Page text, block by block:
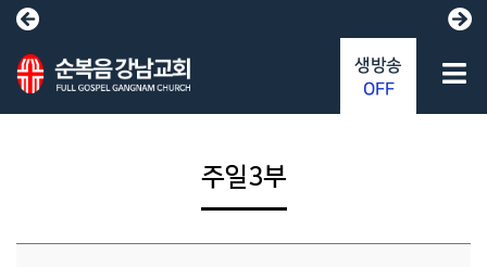
주일3부
생방송
OFF